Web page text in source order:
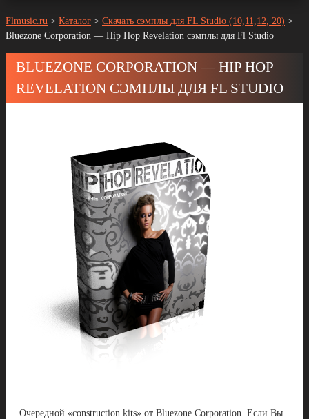
Flmusic.ru > Каталог > Скачать сэмплы для FL Studio (10,11,12, 20) >
Bluezone Corporation — Hip Hop Revelation сэмплы для Fl Studio
BLUEZONE CORPORATION — HIP HOP
REVELATION СЭМПЛЫ ДЛЯ FL STUDIO
Очередной «construction kits» от Bluezone Corporation. Если Вы